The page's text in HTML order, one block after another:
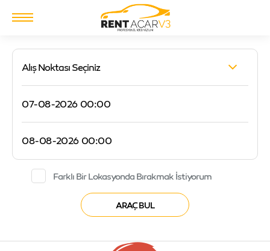
Alış Noktası Seçiniz
Farklı Bir Lokasyonda Bırakmak İstiyorum